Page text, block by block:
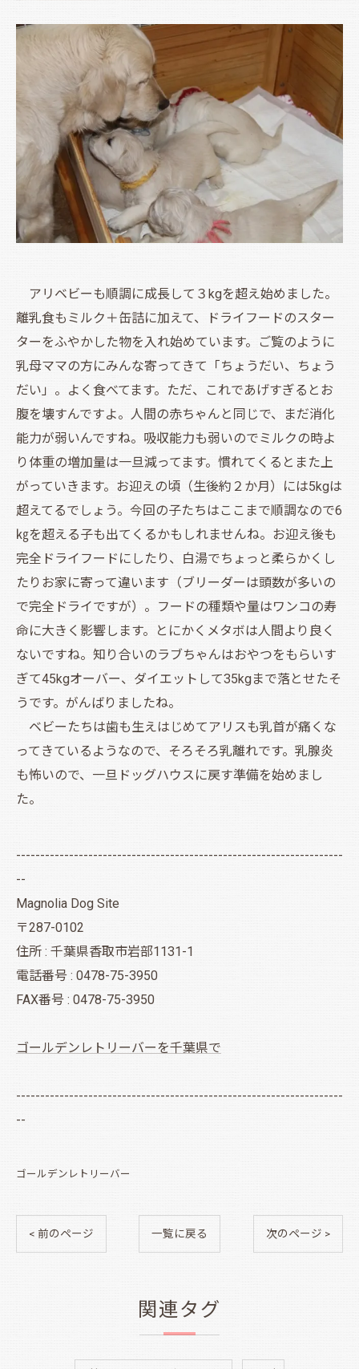
アリベビーも順調に成長して３kgを超え始めました。
離乳食もミルク＋缶詰に加えて、ドライフードのスター
ターをふやかした物を入れ始めています。ご覧のように
乳母ママの方にみんな寄ってきて「ちょうだい、ちょう
だい」。よく食べてます。ただ、これであげすぎるとお
腹を壊すんですよ。人間の赤ちゃんと同じで、まだ消化
能力が弱いんですね。吸収能力も弱いのでミルクの時よ
り体重の増加量は一旦減ってます。慣れてくるとまた上
がっていきます。お迎えの頃（生後約２か月）には5kgは
超えてるでしょう。今回の子たちはここまで順調なので6
㎏を超える子も出てくるかもしれませんね。お迎え後も
完全ドライフードにしたり、白湯でちょっと柔らかくし
たりお家に寄って違います（ブリーダーは頭数が多いの
で完全ドライですが）。フードの種類や量はワンコの寿
命に大きく影響します。とにかくメタボは人間より良く
ないですね。知り合いのラブちゃんはおやつをもらいす
ぎて45kgオーバー、ダイエットして35kgまで落とせたそ
うです。がんばりましたね。
ベビーたちは歯も生えはじめてアリスも乳首が痛くな
ってきているようなので、そろそろ乳離れです。乳腺炎
も怖いので、一旦ドッグハウスに戻す準備を始めまし
た。
--------------------------------------------------------------------
--
Magnolia Dog Site
〒287-0102
住所 : 千葉県香取市岩部1131-1
電話番号 : 0478-75-3950
FAX番号 : 0478-75-3950
ゴールデンレトリーバーを千葉県で
--------------------------------------------------------------------
--
ゴールデンレトリーバー
< 前のページ 一覧に戻る 次のページ >
関連タグ